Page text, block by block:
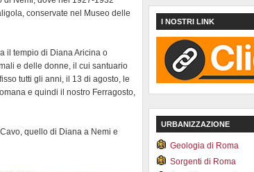
conservate nel Museo delle
il tempio di Diana Aricina o
e delle donne, il cui santuario
tutti gli anni, il 13 di agosto, le
e quindi il nostro Ferragosto,
quello di Diana a Nemi e
I NOSTRI LINK
URBANIZZAZIONE
Geologia di Roma
Sorgenti di Roma